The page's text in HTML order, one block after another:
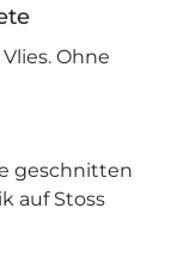
Ohne
geschnitten
auf Stoss